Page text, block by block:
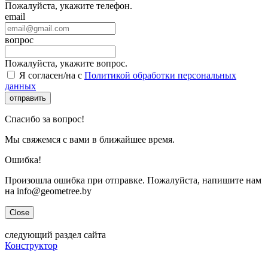
Пожалуйста, укажите телефон.
email
вопрос
Пожалуйста, укажите вопрос.
Я согласен/на с Политикой обработки персональных
данных
отправить
Спасибо за вопрос!
Мы свяжемся с вами в ближайшее время.
Ошибка!
Произошла ошибка при отправке. Пожалуйста, напишите нам
на info@geometree.by
Close
следующий раздел сайта
Конструктор